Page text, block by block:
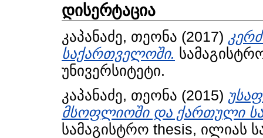
დისერტაცია
კაპანაძე, თეონა (2017)
საქართველოში.
უნივერსიტეტი.
კაპანაძე, თეონა (2015)
მსოფლიოში და ქართული
სამაგისტრო thesis, ილიას